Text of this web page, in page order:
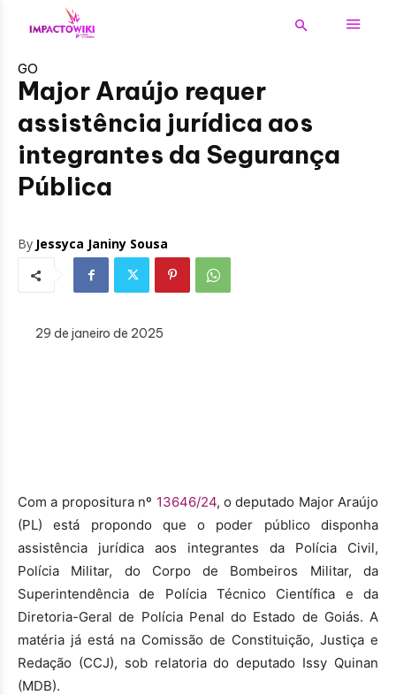
GO
Major Araújo requer
assistência jurídica aos
integrantes da Segurança
Pública
By Jessyca Janiny Sousa
29 de janeiro de 2025
Com a propositura nº 13646/24, o deputado Major Araújo
(PL) está propondo que o poder público disponha
assistência jurídica aos integrantes da Polícia Civil,
Polícia Militar, do Corpo de Bombeiros Militar, da
Superintendência de Polícia Técnico Científica e da
Diretoria-Geral de Polícia Penal do Estado de Goiás. A
matéria já está na Comissão de Constituição, Justiça e
Redação (CCJ), sob relatoria do deputado Issy Quinan
(MDB).